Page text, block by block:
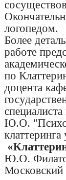
логопедом.
Более
работе
по
доцента
Ю.О.
Ю.О.
Московский